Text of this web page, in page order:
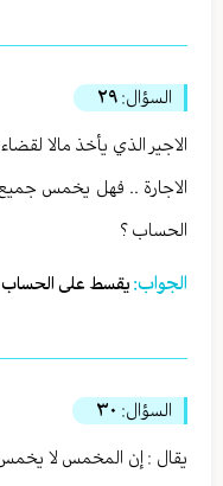
السؤال: ٢٩
الاجير الذي يأخذ مالا
الاجارة .. فهل يخمس
الحساب ؟
الجواب: يقسط على الحساب ،
السؤال: ٣٠
يقال : إن المخمس لا